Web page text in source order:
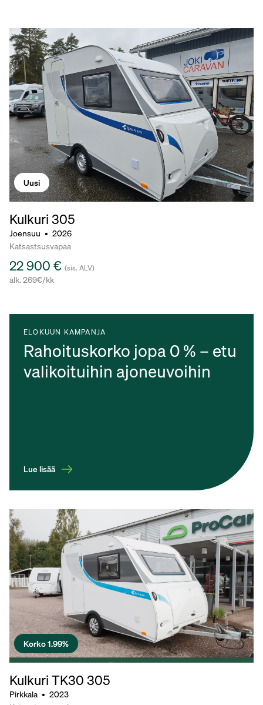
Uusi
Kulkuri 305
Joensuu • 2026
Katsastsusvapaa
22 900 € (sis. ALV)
alk. 269€/kk
ELOKUUN KAMPANJA
Rahoituskorko jopa 0 % – etu
valikoituihin ajoneuvoihin
Lue lisää
Korko 1.99%
Kulkuri TK30 305
Pirkkala • 2023